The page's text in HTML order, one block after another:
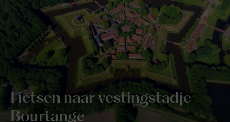
Fietsen naar vestingstadje
Bourtange